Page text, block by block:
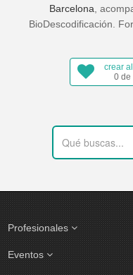
Barcelona,
BioDescodificación.
crear
0 de
Profesionales
Eventos